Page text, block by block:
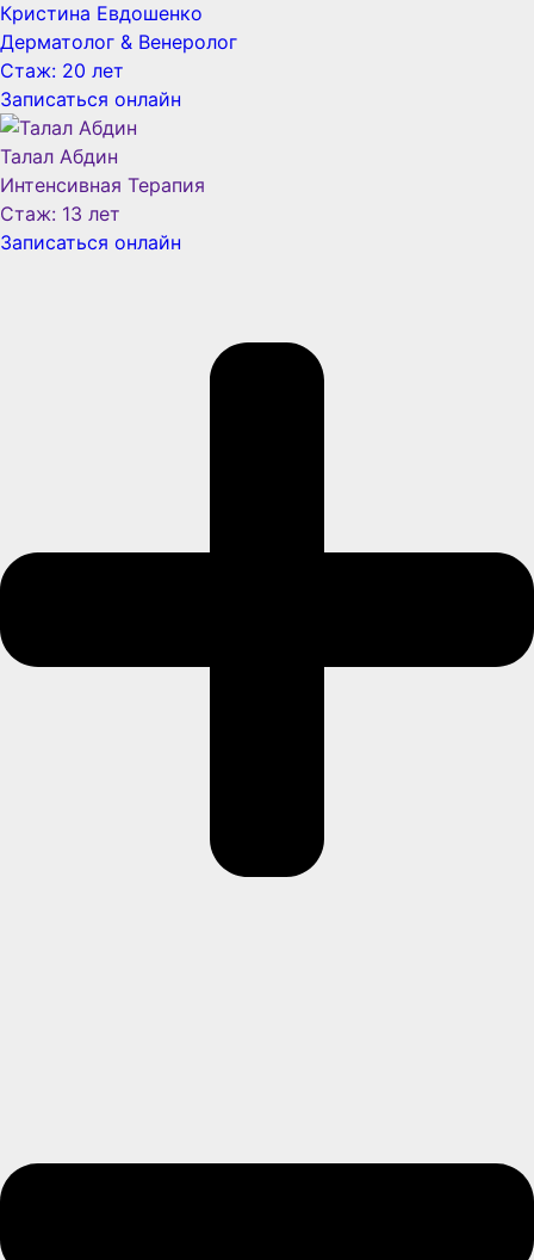
Кристина Евдошенко
Дерматолог & Венеролог
Стаж: 20 лет
Записаться онлайн
Талал Абдин
Интенсивная Терапия
Стаж: 13 лет
Записаться онлайн